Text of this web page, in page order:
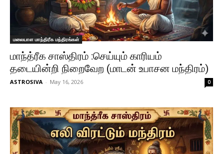
மலையாள மாந்திரீக மந்திரங்கள்
மாந்த்ரீக சாஸ்திரம் :செய்யும் காரியம்
தடையின்றி நிறைவேற (மாடன் உபாசன மந்திரம்)
ASTROSIVA - May 16, 2026 0